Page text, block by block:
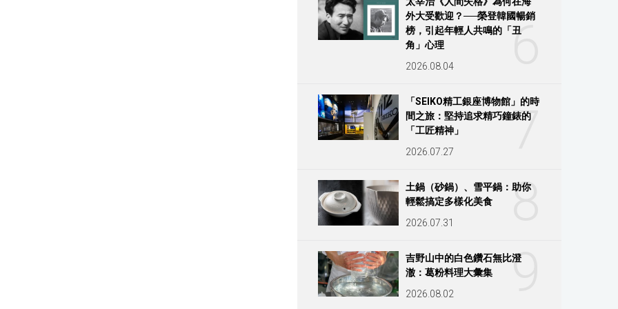
6
外大受歡迎？──榮登韓國暢銷
榜，引起年輕人共鳴的「丑
角」心理
2026.08.04
7
「SEIKO精工銀座博物館」的時
間之旅：堅持追求精巧鐘錶的
「工匠精神」
2026.07.27
8
土鍋（砂鍋）、雪平鍋：助你
輕鬆搞定多樣化美食
2026.07.31
9
吉野山中的白色鑽石無比澄
澈：葛粉料理大彙集
2026.08.02